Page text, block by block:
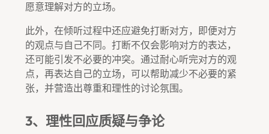
愿意理解对方的立场。
此外，在倾听过程中还应避免打断对方，即便对方
的观点与自己不同。打断不仅会影响对方的表达，
还可能引发不必要的冲突。通过耐心听完对方的观
点，再表达自己的立场，可以帮助减少不必要的紧
张，并营造出尊重和理性的讨论氛围。
3、理性回应质疑与争论